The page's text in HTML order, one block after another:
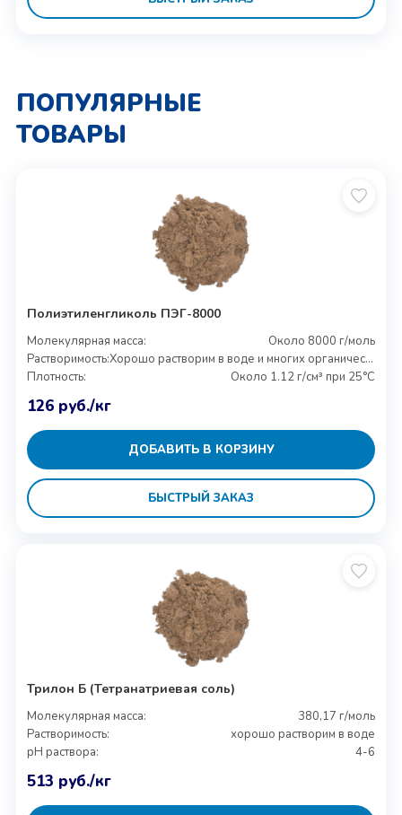
ПОПУЛЯРНЫЕ
ТОВАРЫ
Полиэтиленгликоль ПЭГ-8000
Молекулярная масса:
Около 8000 г/моль
Растворимость:
Хорошо растворим в воде и многих органических растворителях
Плотность:
Около 1.12 г/см³ при 25°C
126 руб./кг
ДОБАВИТЬ В КОРЗИНУ
БЫСТРЫЙ ЗАКАЗ
Трилон Б (Тетранатриевая соль)
Молекулярная масса:
380,17 г/моль
Растворимость:
хорошо растворим в воде
pH раствора:
4-6
513 руб./кг